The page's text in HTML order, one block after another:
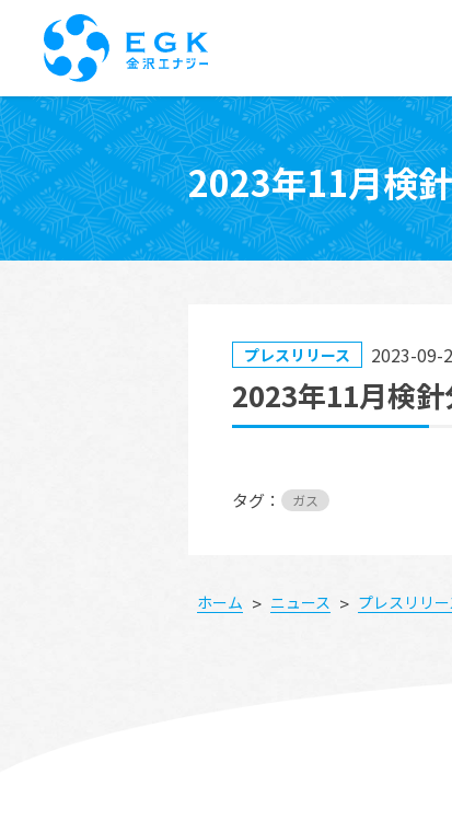
Skip
to
the
content
2023年11月検
プレスリリース 2023-09-
2023年11月検
タグ： ガス
ホーム > ニュース > プレスリリー